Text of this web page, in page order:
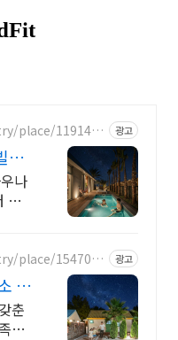
place/1191452
광고
라
라
나
대
place/1547035
광고
제
춘
환